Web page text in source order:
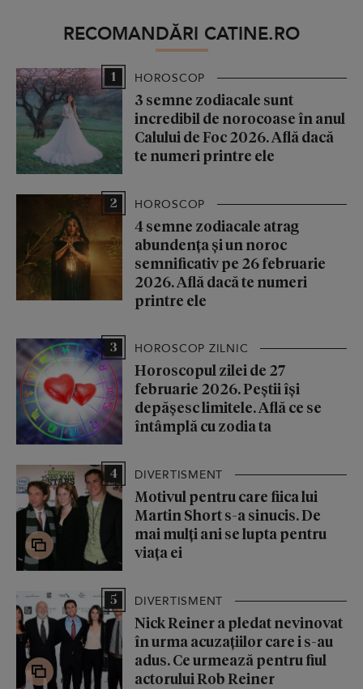
RECOMANDĂRI CATINE.RO
1 HOROSCOP
3 semne zodiacale sunt
incredibil de norocoase în anul
Calului de Foc 2026. Află dacă
te numeri printre ele
2 HOROSCOP
4 semne zodiacale atrag
abundența și un noroc
semnificativ pe 26 februarie
2026. Află dacă te numeri
printre ele
3 HOROSCOP ZILNIC
Horoscopul zilei de 27
februarie 2026. Peștii își
depășesc limitele. Află ce se
întâmplă cu zodia ta
4 DIVERTISMENT
Motivul pentru care fiica lui
Martin Short s-a sinucis. De
mai mulți ani se lupta pentru
viața ei
5 DIVERTISMENT
Nick Reiner a pledat nevinovat
în urma acuzațiilor care i s-au
adus. Ce urmează pentru fiul
actorului Rob Reiner